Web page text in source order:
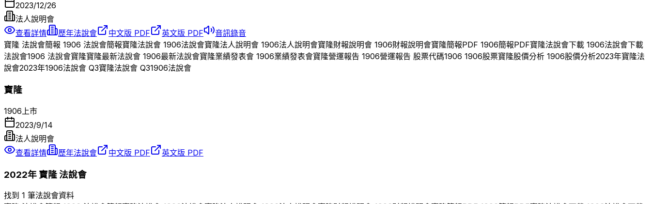
2023/12/26
法人說明會
查看詳情
歷年法說會 中文版 PDF 英文版 PDF
音訊錄音
寶隆 法說會簡報 1906 法說會簡報寶隆法說會 1906法說會寶隆法人說明會 1906法人說明會寶隆財報說明會 1906財報說明會寶隆簡報PDF 1906簡報PDF寶隆法說會下載 1906法說會下載
法說會1906 法說會寶隆寶隆最新法說會 1906最新法說會寶隆業績發表會 1906業績發表會寶隆營運報告 1906營運報告 股票代碼1906 1906股票寶隆股價分析 1906股價分析2023年寶隆法
說會2023年1906法說會 Q3寶隆法說會 Q31906法說會
寶隆
1906 上市
2023/9/14
法人說明會
查看詳情
歷年法說會 中文版 PDF 英文版 PDF
2022年 寶隆法說會
找到 1 筆法說會資料